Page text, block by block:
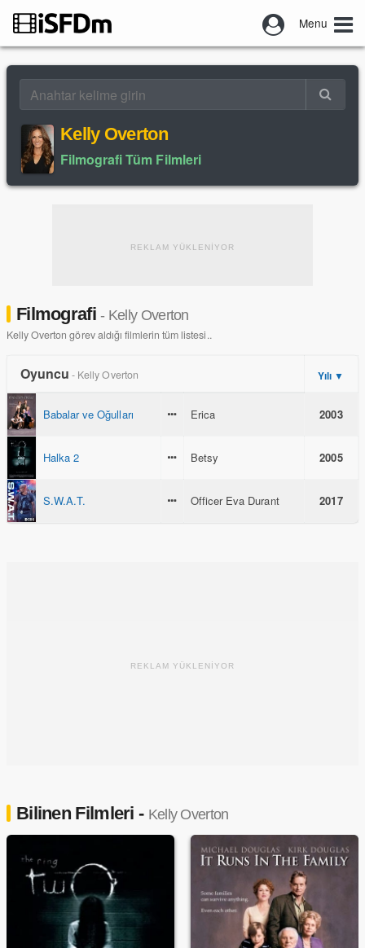
Menu
Kelly Overton
Filmografi Tüm Filmleri
REKLAM YÜKLENİYOR
Filmografi- Kelly Overton
Kelly Overton görev aldığı filmlerin tüm listesi..
Oyuncu - Kelly Overton Yılı ▼
Babalar ve Oğulları Erica 2003
Halka 2 Betsy 2005
S.W.A.T. Officer Eva Durant 2017
REKLAM YÜKLENİYOR
Bilinen Filmleri - Kelly Overton